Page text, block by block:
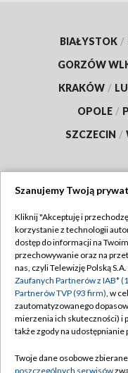
BIAŁYSTOK /
GORZÓW
KRAKÓW /
OPOLE /
SZCZECIN /
Abonament TVP
Emisja w TVP
Centrum informacji
Naziemna Telewizja
Rada Programowa
Szanujemy Twoją
Kliknij "Akceptuję i
korzystanie z technologii
dostęp do informacji na
przechowywanie oraz na
nas, czyli Telewizję Polską
Zaufanych Partnerów z IAB*
Partnerów TVP (93 firm), w
zautomatyzowanego
mierzenia ich skuteczności) i
także zgody na udostępnianie
Twoje dane osobowe
poszczególnych serwisów